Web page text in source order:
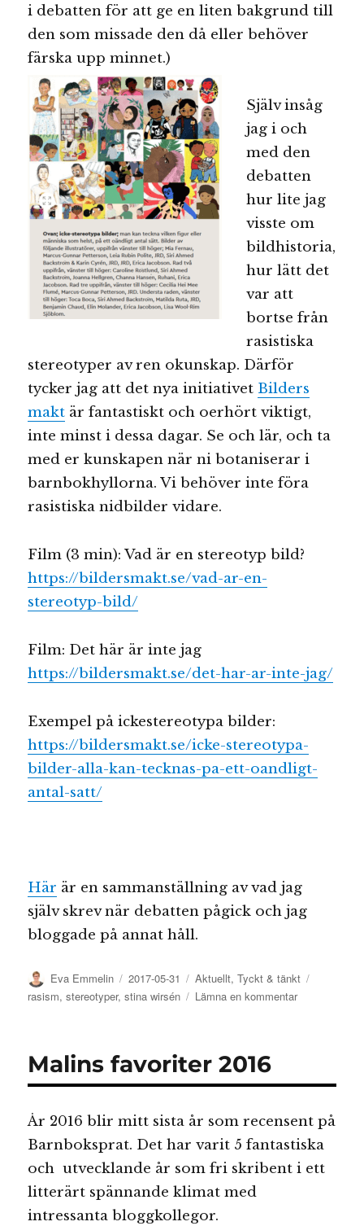
i debatten för att ge en liten bakgrund till
den som missade den då eller behöver
färska upp minnet.)
Själv insåg
jag i och
med den
debatten
hur lite jag
visste om
bildhistoria,
hur lätt det
var att
bortse från
rasistiska
stereotyper av ren okunskap. Därför
tycker jag att det nya initiativet Bilders
makt är fantastiskt och oerhört viktigt,
inte minst i dessa dagar. Se och lär, och ta
med er kunskapen när ni botaniserar i
barnbokhyllorna. Vi behöver inte föra
rasistiska nidbilder vidare.
Film (3 min): Vad är en stereotyp bild?
https://bildersmakt.se/vad-ar-en-
stereotyp-bild/
Film: Det här är inte jag
https://bildersmakt.se/det-har-ar-inte-jag/
Exempel på ickestereotypa bilder:
https://bildersmakt.se/icke-stereotypa-
bilder-alla-kan-tecknas-pa-ett-oandligt-
antal-satt/
Här är en sammanställning av vad jag
själv skrev när debatten pågick och jag
bloggade på annat håll.
Författare
Eva Emmelin
Publicerat
den
2017-05-31 Kategorier
Aktuellt,Tyckt & tänkt
rasism,stereotyper,stina wirsén Lämna en kommentartill
av
hjärtat”?
Malins favoriter 2016
År 2016 blir mitt sista år som recensent på
Barnboksprat. Det har varit 5 fantastiska
och utvecklande år som fri skribent i ett
litterärt spännande klimat med
intressanta bloggkollegor.